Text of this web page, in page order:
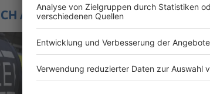
AUCH INTERESSIEREN
Bayern